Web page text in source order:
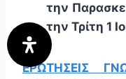
την
την Τρίτη 1
ΕΡΩΤΗΣΕΙΣ